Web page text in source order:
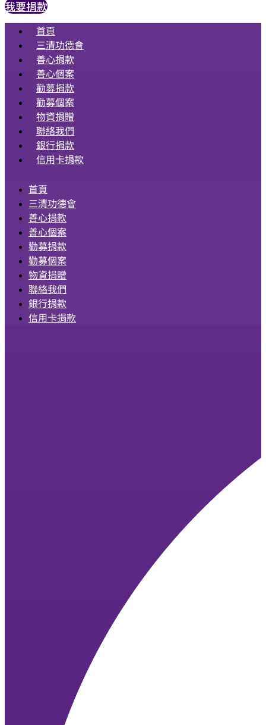
我要捐款
首頁
三清功德會
善心捐款
善心個案
勸募捐款
勸募個案
物資捐贈
聯絡我們
銀行捐款
信用卡捐款
首頁
三清功德會
善心捐款
善心個案
勸募捐款
勸募個案
物資捐贈
聯絡我們
銀行捐款
信用卡捐款